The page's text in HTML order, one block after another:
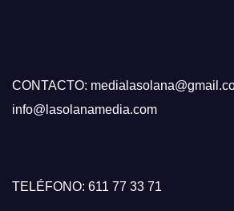
CONTACTO:
info@lasolanamedia.com
TELÉFONO: 611 77 33 71